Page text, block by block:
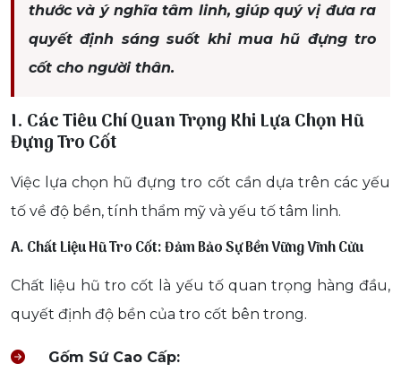
thước và ý nghĩa tâm linh, giúp quý vị đưa ra
quyết định sáng suốt khi mua hũ đựng tro
cốt cho người thân.
I. Các Tiêu Chí Quan Trọng Khi Lựa Chọn Hũ
Đựng Tro Cốt
Việc lựa chọn hũ đựng tro cốt cần dựa trên các yếu
tố về độ bền, tính thẩm mỹ và yếu tố tâm linh.
A. Chất Liệu Hũ Tro Cốt: Đảm Bảo Sự Bền Vững Vĩnh Cửu
Chất liệu hũ tro cốt là yếu tố quan trọng hàng đầu,
quyết định độ bền của tro cốt bên trong.
Gốm Sứ Cao Cấp: